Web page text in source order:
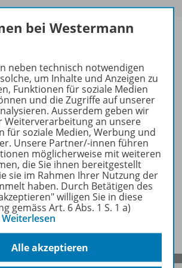
Produkte
Service
bei Westermann
neben technisch notwendigen
um Inhalte und Anzeigen zu
Funktionen für soziale Medien
und die Zugriffe auf unserer
Ausserdem geben wir
Weiterverarbeitung an unsere
für soziale Medien, Werbung und
Unsere Partner/-innen führen
möglicherweise mit weiteren
die Sie ihnen bereitgestellt
sie im Rahmen Ihrer Nutzung der
haben. Durch Betätigen des
willigen Sie in diese
gemäss Art. 6 Abs. 1 S. 1 a)
Weiterlesen
Alle akzeptieren